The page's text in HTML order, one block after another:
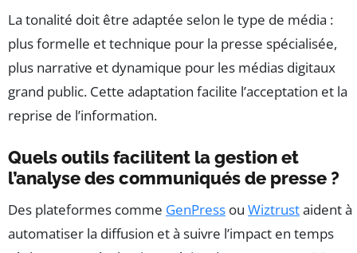
La tonalité doit être adaptée selon le type de média :
plus formelle et technique pour la presse spécialisée,
plus narrative et dynamique pour les médias digitaux
grand public. Cette adaptation facilite l’acceptation et la
reprise de l’information.
Quels outils facilitent la gestion et
l’analyse des communiqués de presse ?
Des plateformes comme GenPress ou Wiztrustaident à
automatiser la diffusion et à suivre l’impact en temps